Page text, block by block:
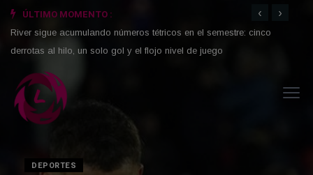
ÚLTIMO MOMENTO :
River sigue acumulando números tétricos en el semestre: cinco
derrotas al hilo, un solo gol y el flojo nivel de juego
‹ ›
DEPORTES